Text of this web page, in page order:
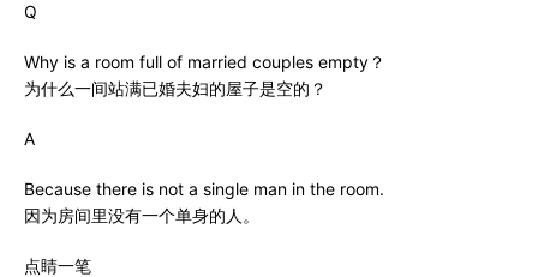
Q
Why is a room full of married couples empty？
为什么一间站满已婚夫妇的屋子是空的？
A
Because there is not a single man in the room.
因为房间里没有一个单身的人。
点睛一笔